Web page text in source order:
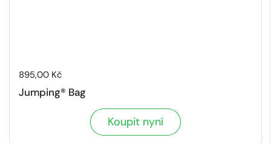
Cena:
895,00 Kč
Jumping® Bag
Koupit nyní